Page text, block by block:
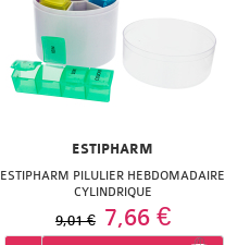
ESTIPHARM
ESTIPHARM PILULIER HEBDOMADAIRE
CYLINDRIQUE
9,01 € 7,66 €